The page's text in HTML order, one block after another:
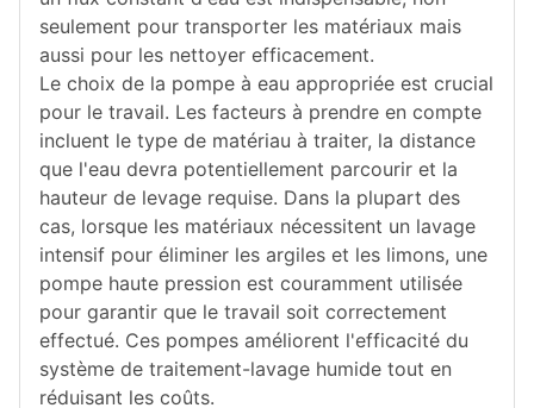
seulement pour transporter les matériaux mais
aussi pour les nettoyer efficacement.
Le choix de la pompe à eau appropriée est crucial
pour le travail. Les facteurs à prendre en compte
incluent le type de matériau à traiter, la distance
que l'eau devra potentiellement parcourir et la
hauteur de levage requise. Dans la plupart des
cas, lorsque les matériaux nécessitent un lavage
intensif pour éliminer les argiles et les limons, une
pompe haute pression est couramment utilisée
pour garantir que le travail soit correctement
effectué. Ces pompes améliorent l'efficacité du
système de traitement-lavage humide tout en
réduisant les coûts.